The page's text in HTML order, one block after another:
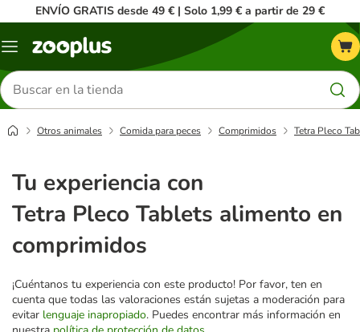
ENVÍO GRATIS desde 49 € | Solo 1,99 € a partir de 29 €
Menú
Buscar
productos
Otros animales Comida para peces Comprimidos Tetra Pleco
Tu experiencia con
Tetra Pleco Tablets alimento en
comprimidos
¡Cuéntanos tu experiencia con este producto! Por favor, ten en
cuenta que todas las valoraciones están sujetas a moderación para
evitar lenguaje inapropiado. Puedes encontrar más información en